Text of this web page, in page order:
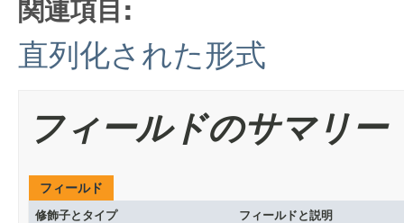
関連項目:
直列化された形式
フィールドのサマリー
フィールド
修飾子とタイプ フィールドと説明